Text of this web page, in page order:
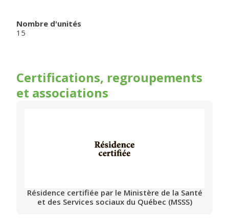
Nombre d'unités
15
Certifications, regroupements
et associations
Résidence certifiée par le Ministère de la Santé
et des Services sociaux du Québec (MSSS)